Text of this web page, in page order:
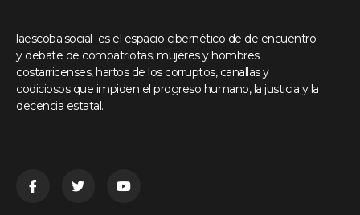
laescoba.social es el espacio cibernético de de encuentro
y debate de compatriotas, mujeres y hombres
costarricenses, hartos de los corruptos, canallas y
codiciosos que impiden el progreso humano, la justicia y la
decencia estatal.